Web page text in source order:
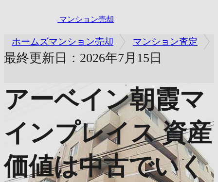
マンション売却
ホームズマンション売却 マンション査定
最終更新日：2026年7月15日
アーベイン朝霞マ
インプレイス 資産
価値は中古でいく